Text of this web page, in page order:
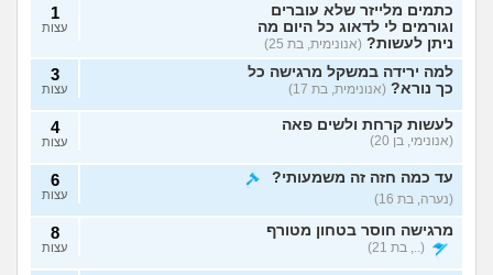
כתמים מלייזר שלא עוברים
וגורמים לי לדאוג כל היום מה
ניתן לעשות? (אנונימית, בת 25)
1
עצות
למה ירידה במשקל מרגישה כל
כך נורא? (אנונימית, בת 17)
3
עצות
לעשות קרחת ולשים פאה
(אנונימי, בן 20)
4
עצות
עד כמה חזה זה משמעותי?
(נערה, בת 16)
6
עצות
מרגישה חוסר בטחון מטורף
(.., בת 21)
8
עצות